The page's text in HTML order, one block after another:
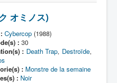
オミノス)
Cybercop(1988)
:30
: Death Trap, Destroïde,
: Monstre de la semaine
: Noir